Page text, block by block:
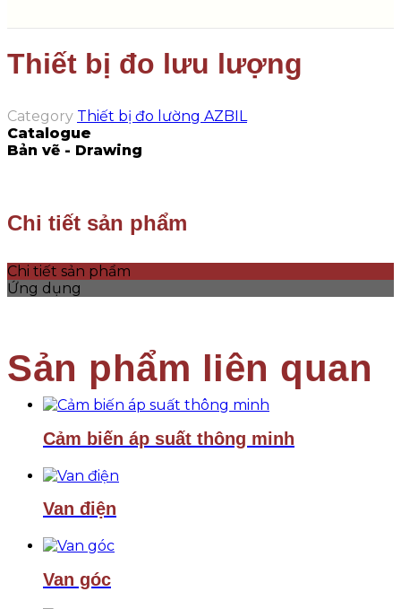
Thiết bị đo lưu lượng
Category Thiết bị đo lường AZBIL
Catalogue
Bản vẽ - Drawing
Chi tiết sản phẩm
Chi tiết sản phẩm
Ứng dụng
Cảm biến áp suất thông minh
Van điện
Van góc